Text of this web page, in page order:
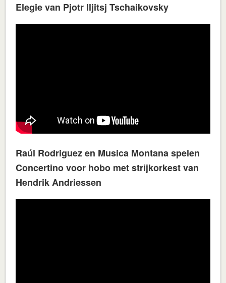
Elegie van Pjotr Iljitsj Tschaikovsky
Raúl Rodriguez en Musica Montana spelen
Concertino voor hobo met strijkorkest van
Hendrik Andriessen